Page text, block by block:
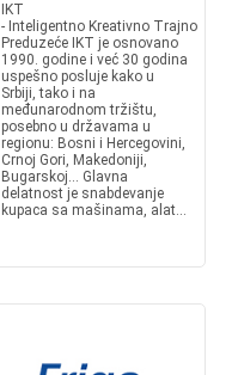
IKT
- Inteligentno Kreativno Trajno
Preduzeće IKT je osnovano
1990. godine i već 30 godina
uspešno posluje kako u
Srbiji, tako i na
međunarodnom tržištu,
posebno u državama u
regionu: Bosni i Hercegovini,
Crnoj Gori, Makedoniji,
Bugarskoj... Glavna
delatnost je snabdevanje
kupaca sa mašinama, alat...